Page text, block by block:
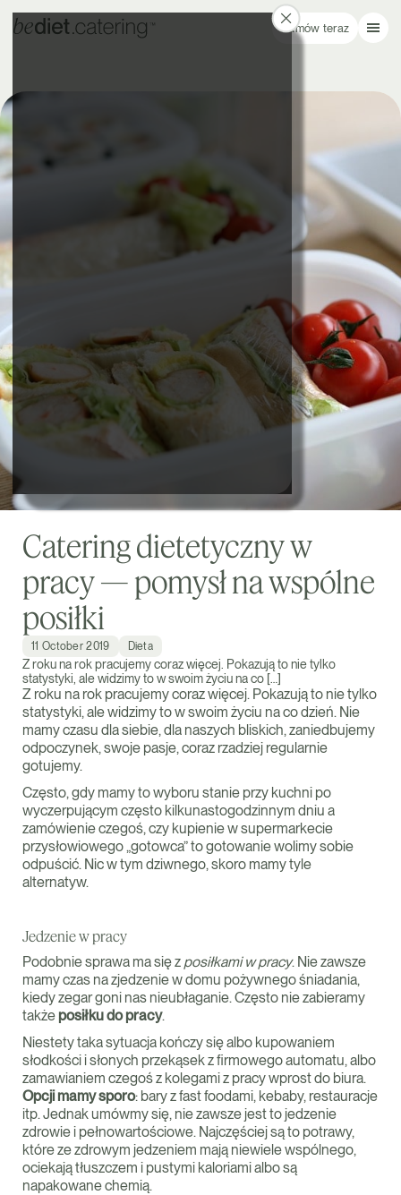
Zamów teraz
Catering dietetyczny w
pracy — pomysł na wspólne
posiłki
11 October 2019 Dieta
Z roku na rok pracujemy coraz więcej. Pokazują to nie tylko
statystyki, ale widzimy to w swoim życiu na co […]
Z roku na rok pracujemy coraz więcej. Pokazują to nie tylko
statystyki, ale widzimy to w swoim życiu na co dzień. Nie
mamy czasu dla siebie, dla naszych bliskich, zaniedbujemy
odpoczynek, swoje pasje, coraz rzadziej regularnie
gotujemy.
Często, gdy mamy to wyboru stanie przy kuchni po
wyczerpującym często kilkunastogodzinnym dniu a
zamówienie czegoś, czy kupienie w supermarkecie
przysłowiowego „gotowca” to gotowanie wolimy sobie
odpuścić. Nic w tym dziwnego, skoro mamy tyle
alternatyw.
Jedzenie w pracy
Podobnie sprawa ma się z posiłkami w pracy. Nie zawsze
mamy czas na zjedzenie w domu pożywnego śniadania,
kiedy zegar goni nas nieubłaganie. Często nie zabieramy
także posiłku do pracy.
Niestety taka sytuacja kończy się albo kupowaniem
słodkości i słonych przekąsek z firmowego automatu, albo
zamawianiem czegoś z kolegami z pracy wprost do biura.
Opcji mamy sporo: bary z fast foodami, kebaby, restauracje
itp. Jednak umówmy się, nie zawsze jest to jedzenie
zdrowie i pełnowartościowe. Najczęściej są to potrawy,
które ze zdrowym jedzeniem mają niewiele wspólnego,
ociekają tłuszczem i pustymi kaloriami albo są
napakowane chemią.